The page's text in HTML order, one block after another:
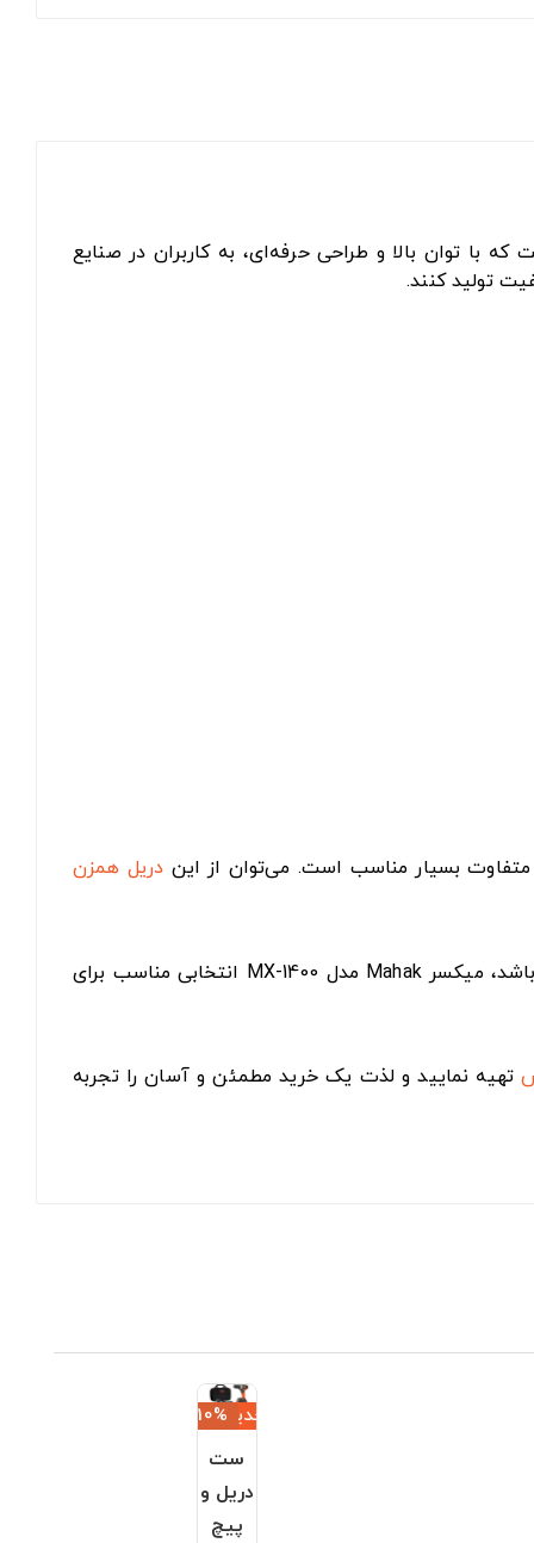
با توان بالا و طراحی حرفه‌ای، به کاربران در صنایع
تولید کنند.
دریل همزن
برقی و شارژی هستید که توان بالا، دوام زیاد و کاربرد گسترده داشته باشد، میکسر Mahak مدل MX-1400 انتخابی مناسب برای
تهیه نمایید و لذت یک خرید مطمئن و آسان را تجربه
جدید‎−10%
ست
دریل و
پیچ